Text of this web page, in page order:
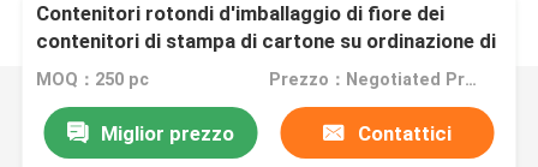
Contenitori rotondi d'imballaggio di fiore dei
contenitori di stampa di cartone su ordinazione di
lusso del nero
MOQ：250 pc Prezzo：Negotiated Price
Miglior prezzo Contattici